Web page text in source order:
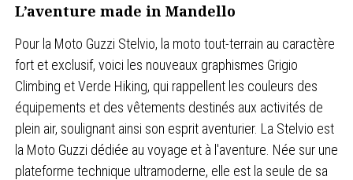
L’aventure made in Mandello
Pour la Moto Guzzi Stelvio, la moto tout-terrain au caractère
fort et exclusif, voici les nouveaux graphismes Grigio
Climbing et Verde Hiking, qui rappellent les couleurs des
équipements et des vêtements destinés aux activités de
plein air, soulignant ainsi son esprit aventurier. La Stelvio est
la Moto Guzzi dédiée au voyage et à l'aventure. Née sur une
plateforme technique ultramoderne, elle est la seule de sa